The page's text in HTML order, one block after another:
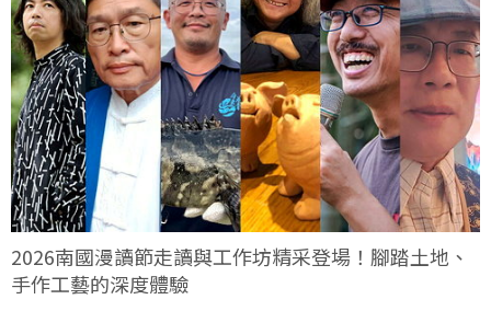
2026南國漫讀節走讀與工作坊精采登場！腳踏土地、
手作工藝的深度體驗